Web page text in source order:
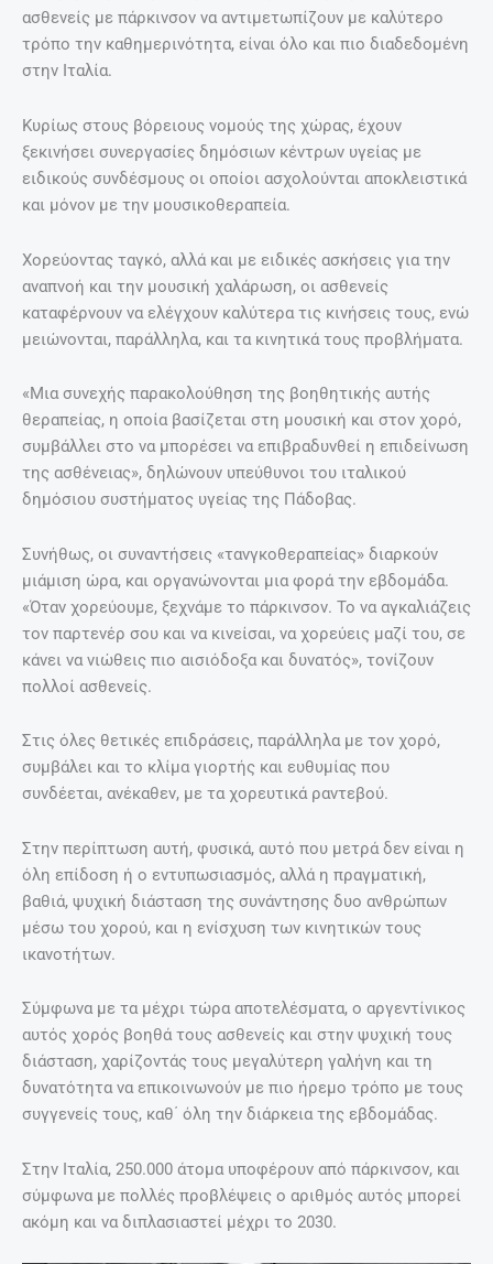
ασθενείς με πάρκινσον να αντιμετωπίζουν με καλύτερο
τρόπο την καθημερινότητα, είναι όλο και πιο διαδεδομένη
στην Ιταλία.
Κυρίως στους βόρειους νομούς της χώρας, έχουν
ξεκινήσει συνεργασίες δημόσιων κέντρων υγείας με
ειδικούς συνδέσμους οι οποίοι ασχολούνται αποκλειστικά
και μόνον με την μουσικοθεραπεία.
Χορεύοντας ταγκό, αλλά και με ειδικές ασκήσεις για την
αναπνοή και την μουσική χαλάρωση, οι ασθενείς
καταφέρνουν να ελέγχουν καλύτερα τις κινήσεις τους, ενώ
μειώνονται, παράλληλα, και τα κινητικά τους προβλήματα.
«Μια συνεχής παρακολούθηση της βοηθητικής αυτής
θεραπείας, η οποία βασίζεται στη μουσική και στον χορό,
συμβάλλει στο να μπορέσει να επιβραδυνθεί η επιδείνωση
της ασθένειας», δηλώνουν υπεύθυνοι του ιταλικού
δημόσιου συστήματος υγείας της Πάδοβας.
Συνήθως, οι συναντήσεις «τανγκοθεραπείας» διαρκούν
μιάμιση ώρα, και οργανώνονται μια φορά την εβδομάδα.
«Όταν χορεύουμε, ξεχνάμε το πάρκινσον. Το να αγκαλιάζεις
τον παρτενέρ σου και να κινείσαι, να χορεύεις μαζί του, σε
κάνει να νιώθεις πιο αισιόδοξα και δυνατός», τονίζουν
πολλοί ασθενείς.
Στις όλες θετικές επιδράσεις, παράλληλα με τον χορό,
συμβάλει και το κλίμα γιορτής και ευθυμίας που
συνδέεται, ανέκαθεν, με τα χορευτικά ραντεβού.
Στην περίπτωση αυτή, φυσικά, αυτό που μετρά δεν είναι η
όλη επίδοση ή ο εντυπωσιασμός, αλλά η πραγματική,
βαθιά, ψυχική διάσταση της συνάντησης δυο ανθρώπων
μέσω του χορού, και η ενίσχυση των κινητικών τους
ικανοτήτων.
Σύμφωνα με τα μέχρι τώρα αποτελέσματα, ο αργεντίνικος
αυτός χορός βοηθά τους ασθενείς και στην ψυχική τους
διάσταση, χαρίζοντάς τους μεγαλύτερη γαλήνη και τη
δυνατότητα να επικοινωνούν με πιο ήρεμο τρόπο με τους
συγγενείς τους, καθ΄ όλη την διάρκεια της εβδομάδας.
Στην Ιταλία, 250.000 άτομα υποφέρουν από πάρκινσον, και
σύμφωνα με πολλές προβλέψεις ο αριθμός αυτός μπορεί
ακόμη και να διπλασιαστεί μέχρι το 2030.